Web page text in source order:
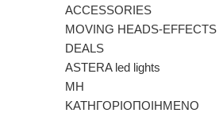
ACCESSORIES
MOVING HEADS-EFFECTS
DEALS
ASTERA led lights
ΜΗ
ΚΑΤΗΓΟΡΙΟΠΟΙΗΜΕΝΟ